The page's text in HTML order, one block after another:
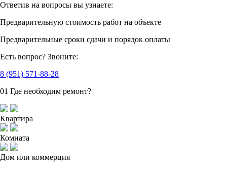
Ответив на вопросы вы узнаете:
Предварительную стоимость работ на объекте
Предварительные сроки сдачи и порядок оплаты
Есть вопрос? Звоните:
8 (951) 571-88-28
01 Где необходим ремонт?
Квартира
Комната
Дом или коммерция